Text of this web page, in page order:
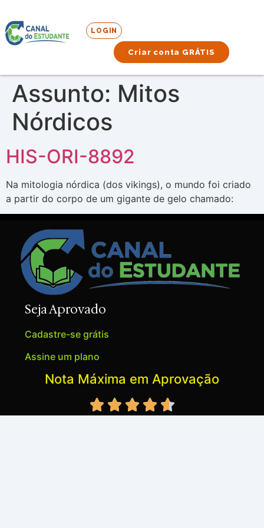
LOGIN
Criar conta GRÁTIS
Assunto: Mitos
Nórdicos
HIS-ORI-8892
Na mitologia nórdica (dos vikings), o mundo foi criado
a partir do corpo de um gigante de gelo chamado:
Seja Aprovado
Cadastre-se grátis
Assine um plano
Nota Máxima em Aprovação